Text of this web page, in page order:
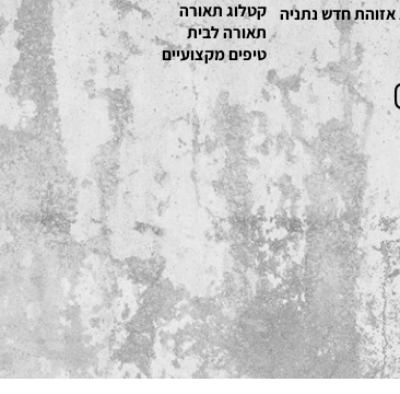
דף הבית
אודות
קטלוג תאורה
תאורה לבית
טיפים מקצועיים